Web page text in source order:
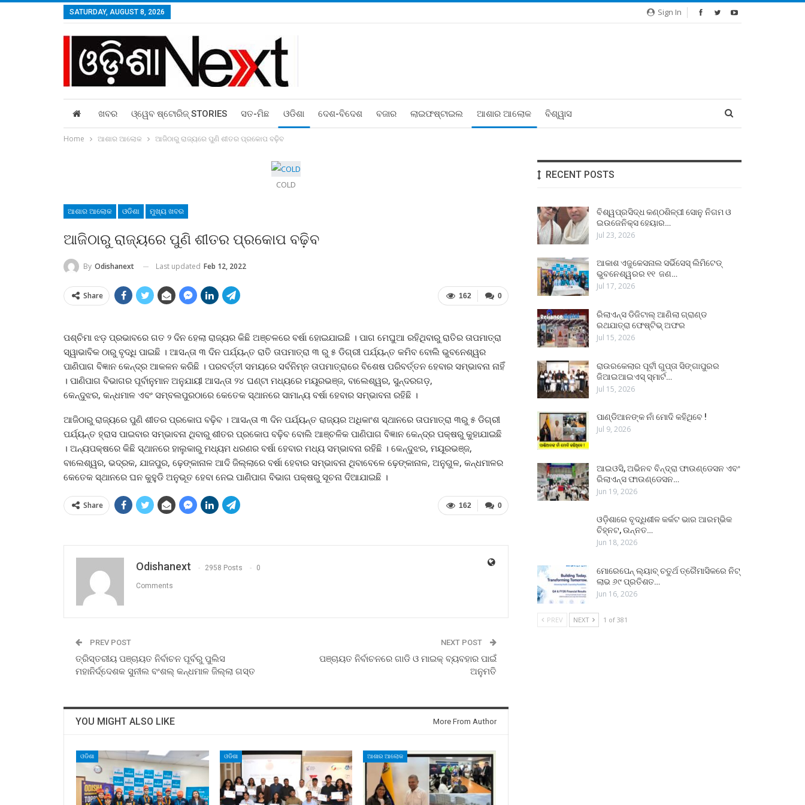
Sign In
SATURDAY, AUGUST 8, 2026
ଖବର ଓ୍ୱେବ ଷ୍ଟୋରିଜ୍‌ STORIES ସତ-ମିଛ ଓଡିଶା ଦେଶ-ବିଦେଶ ବଜାର ଲାଇଫଷ୍ଟାଇଲ ଆଶାର ଆଲୋକ ବିଶ୍ୱାସ
Home ଆଶାର ଆଲୋକ ଆଜିଠାରୁ ରାଜ୍ୟରେ ପୁଣି ଶୀତର ପ୍ରକୋପ ବଢ଼ିବ
COLD
ଆଶାର ଆଲୋକ ଓଡିଶା ମୁଖ୍ୟ ଖବର
ଆଜିଠାରୁ ରାଜ୍ୟରେ ପୁଣି ଶୀତର ପ୍ରକୋପ ବଢ଼ିବ
By Odishanext Last updated Feb 12, 2022
0
162
Share
ପଶ୍ଚିମା ଝଡ଼ ପ୍ରଭାବରେ ଗତ ୨ ଦିନ ହେଲା ରାଜ୍ୟର କିଛି ଅଞ୍ଚଳରେ ବର୍ଷା ହୋଇଯାଇଛି । ପାଗ ମେଘୁଆ ରହିଥିବାରୁ ରାତିର ତାପମାତ୍ରା
ସ୍ୱାଭାବିକ ଠାରୁ ବୃଦ୍ଧି ପାଇଛି । ଆସନ୍ତା ୩ ଦିନ ପର୍ଯ୍ୟନ୍ତ ରାତି ତାପମାତ୍ରା ୩ ରୁ ୫ ଡିଗ୍ରୀ ପର୍ଯ୍ୟନ୍ତ କମିବ ବୋଲି ଭୁବନେଶ୍ୱର
ପାଣିପାଗ ବିଜ୍ଞାନ କେନ୍ଦ୍ର ଆକଳନ କରିଛି । ପରବର୍ତ୍ତୀ ସମୟରେ ସର୍ବନିମ୍ନ ତାପମାତ୍ରାରେ ବିଶେଷ ପରିବର୍ତ୍ତନ ହେବାର ସମ୍ଭାବନା ନାହିଁ
। ପାଣିପାଗ ବିଭାଗର ପୂର୍ବାନୁମାନ ଅନୁଯାୟୀ ଆସନ୍ତା ୨୪ ଘଣ୍ଟା ମଧ୍ୟରେ ମୟୂରଭଞ୍ଜ, ବାଲେଶ୍ୱର, ସୁନ୍ଦରଗଡ଼,
କେନ୍ଦୁଝର, କନ୍ଧମାଳ ଏବଂ ସମ୍ବଲପୁରଠାରେ କେତେକ ସ୍ଥାନରେ ସାମାନ୍ୟ ବର୍ଷା ହେବାର ସମ୍ଭାବନା ରହିଛି ।
ଆଜିଠାରୁ ରାଜ୍ୟରେ ପୁଣି ଶୀତର ପ୍ରକୋପ ବଢ଼ିବ । ଆସନ୍ତା ୩ ଦିନ ପର୍ଯ୍ୟନ୍ତ ରାଜ୍ୟର ଅଧିକାଂଶ ସ୍ଥାନରେ ତାପମାତ୍ରା ୩ରୁ ୫ ଡିଗ୍ରୀ
ପର୍ଯ୍ୟନ୍ତ ହ୍ରାସ ପାଇବାର ସମ୍ଭାବନା ଥିବାରୁ ଶୀତର ପ୍ରକୋପ ବଢ଼ିବ ବୋଲି ଆଞ୍ଚଳିକ ପାଣିପାଗ ବିଜ୍ଞାନ କେନ୍ଦ୍ର ପକ୍ଷରୁ କୁହାଯାଇଛି
। ଅନ୍ୟପକ୍ଷରେ କିଛି ସ୍ଥାନରେ ହାଲୁକାରୁ ମଧ୍ୟମ ଧରଣର ବର୍ଷା ହେବାର ମଧ୍ୟ ସମ୍ଭାବନା ରହିଛି । କେନ୍ଦୁଝର, ମୟୂରଭଞ୍ଜ,
ବାଲେଶ୍ୱର, ଭଦ୍ରକ, ଯାଜପୁର, ଢ଼େଙ୍କାନାଳ ଆଦି ଜିଲ୍ଲାରେ ବର୍ଷା ହେବାର ସମ୍ଭାବନା ଥିବାବେଳେ ଢ଼େଙ୍କାନାଳ, ଅନୁଗୁଳ, କନ୍ଧମାଳର
କେତେକ ସ୍ଥାନରେ ଘନ କୁହୁଡି ଅନୁଭୂତ ହେବା ନେଇ ପାଣିପାଗ ବିଭାଗ ପକ୍ଷରୁ ସୂଚନା ଦିଆଯାଇଛି ।
0
162
Share
Odishanext 2958 Posts 0
Comments
PREV POST
ତ୍ରିସ୍ତରୀୟ ପଞ୍ଚାୟତ ନିର୍ବାଚନ ପୂର୍ବରୁ ପୁଲିସ
ମହାନିର୍ଦ୍ଦେଶକ ସୁନୀଲ ବଂଶଲ୍‍ କନ୍ଧମାଳ ଜିଲ୍ଲା ଗସ୍ତ
NEXT POST
ପଞ୍ଚାୟତ ନିର୍ବାଚନରେ ଗାଡି ଓ ମାଇକ୍‍ ବ୍ୟବହାର ପାଇଁ
ଅନୁମତି
YOU MIGHT ALSO LIKE More From Author
ଓଡିଶା ଓଡିଶା ଆଶାର ଆଲୋକ
RECENT POSTS
ବିଶ୍ୱପ୍ରସିଦ୍ଧ କଣ୍ଠଶିଳ୍ପୀ ସୋନୁ ନିଗମ ଓ
ଇଉଜେନିକ୍ସ ହେୟାର…
Jul 23, 2026
ଆକାଶ ଏଜୁକେସନାଲ ସର୍ଭିସେସ୍ ଲିମିଟେଡ୍
ଭୁବନେଶ୍ୱରର ୧୧ ଜଣ…
Jul 17, 2026
ରିଲାଏନ୍ସ ଡିଜିଟାଲ୍ ଆଣିଲା ଗ୍ରାଣ୍ଡ
ରଥଯାତ୍ରା ଫେଷ୍ଟିଭ୍ ଅଫର
Jul 15, 2026
ରାଉରକେଲାର ପୂର୍ବୀ ଗୁପ୍ତା ସିଙ୍ଗାପୁରର
ଜିଆଇଆଇଏସ୍ ସ୍ମାର୍ଟ…
Jul 15, 2026
ପାଣ୍ଡିଆନଙ୍କ ନାଁ ମୋଦି କହିଥିବେ !
Jul 9, 2026
ଆଇଓସି, ଅଭିନବ ବିନ୍ଦ୍ରା ଫାଉଣ୍ଡେସନ ଏବଂ
ରିଲାଏନ୍ସ ଫାଉଣ୍ଡେସନ…
Jun 19, 2026
ଓଡ଼ିଶାରେ ବୃଦ୍ଧିଶୀଳ କର୍କଟ ଭାର ଆରମ୍ଭିକ
ଚିହ୍ନଟ, ଉନ୍ନତ…
Jun 18, 2026
ମୋରେପେନ୍ ଲ୍ୟାବ୍ ଚତୁର୍ଥ ତ୍ରୈମାସିକରେ ନିଟ୍
ଲାଭ ୬୯ ପ୍ରତିଶତ…
Jun 16, 2026
PREV NEXT 1 of 381